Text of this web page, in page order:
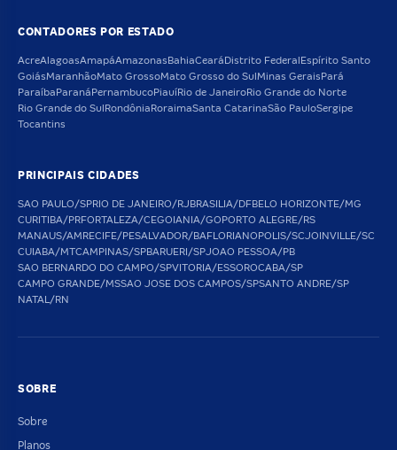
CONTADORES POR ESTADO
AcreAlagoasAmapáAmazonasBahiaCearáDistrito FederalEspírito Santo
GoiásMaranhãoMato GrossoMato Grosso do SulMinas GeraisPará
ParaíbaParanáPernambucoPiauíRio de JaneiroRio Grande do Norte
Rio Grande do SulRondôniaRoraimaSanta CatarinaSão PauloSergipe
Tocantins
PRINCIPAIS CIDADES
SAO PAULO/SPRIO DE JANEIRO/RJ BRASILIA/DFBELO HORIZONTE/MG
CURITIBA/PRFORTALEZA/CEGOIANIA/GO PORTO ALEGRE/RS
MANAUS/AM RECIFE/PESALVADOR/BAFLORIANOPOLIS/SCJOINVILLE/SC
CUIABA/MTCAMPINAS/SPBARUERI/SPJOAO PESSOA/PB
SAO BERNARDO DO CAMPO/SPVITORIA/ESSOROCABA/SP
CAMPO GRANDE/MSSAO JOSE DOS CAMPOS/SPSANTO ANDRE/SP
NATAL/RN
SOBRE
Sobre
Planos